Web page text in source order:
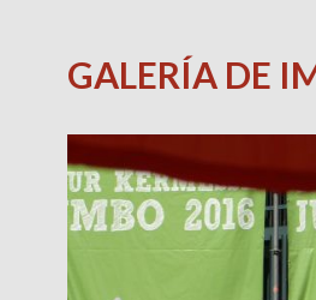
GALERÍA DE